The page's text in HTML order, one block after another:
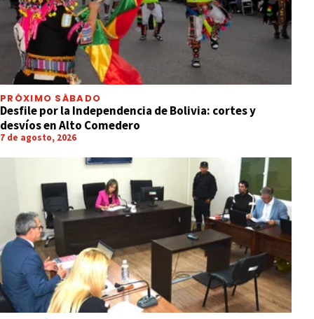
PRÓXIMO SÁBADO
Desfile por la Independencia de Bolivia: cortes y
desvíos en Alto Comedero
7 de agosto, 2026